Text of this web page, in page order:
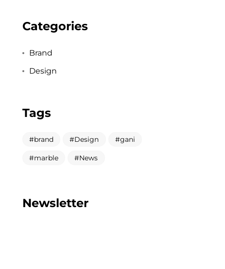
Categories
Brand
Design
Tags
brand Design gani
marble News
Newsletter